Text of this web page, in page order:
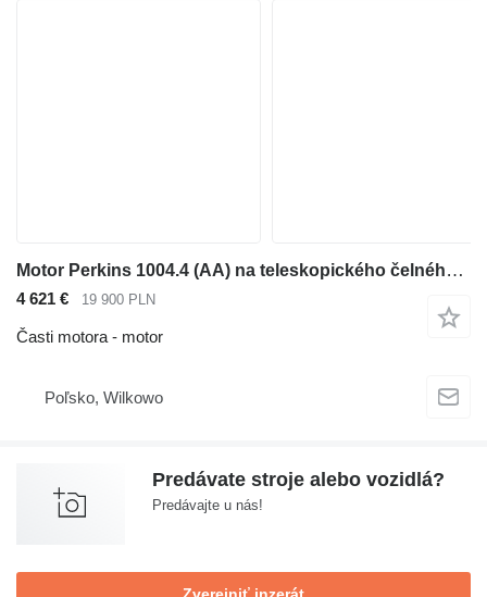
Motor Perkins 1004.4 (AA) na teleskopického čelného nakladača Manitou MLT 626
4 621 € 19 900 PLN
Časti motora - motor
Poľsko, Wilkowo
Predávate stroje alebo vozidlá?
Predávajte u nás!
Zverejniť inzerát